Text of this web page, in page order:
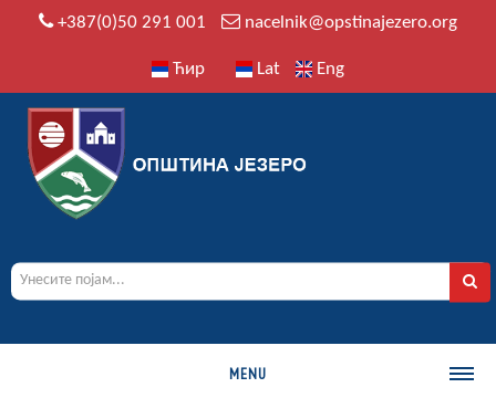
+387(0)50 291 001 nacelnik@opstinajezero.org
Ћир Lat Eng
MENU